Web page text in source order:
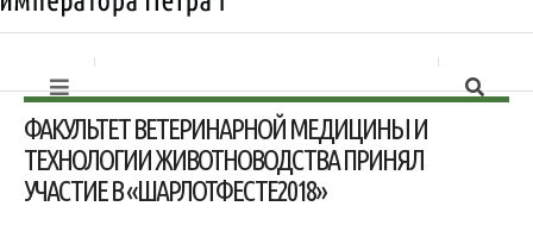
ФАКУЛЬТЕТ ВЕТЕРИНАРНОЙ МЕДИЦИНЫ И
ТЕХНОЛОГИИ ЖИВОТНОВОДСТВА ПРИНЯЛ
УЧАСТИЕ В «ШАРЛОТФЕСТЕ2018»